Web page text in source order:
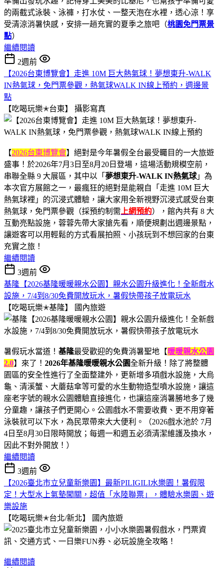
的兩截式泳裝、泳褲，打水仗、一整天泡在水裡，透心涼！享
受清涼消暑快感，安排一趟充實的夏季之旅吧（桃園免門票景
點）
繼續閱讀
2週前
【2026台東博覽會】走進 10M 巨大熱氣球！夢想東升-WALK
IN熱氣球，免門票參觀，熱氣球WALK IN線上預約，週邊景
點
【吃喝玩樂✭台東】 攝影寫真
【2026台東博覽會】絕對是今年暑假全台最受矚目的一大旅遊
盛事！於2026年7月3日至8月20日登場，這場活動規模空前，
串聯全縣 9 大展區，其中以「 夢想東升-WALK IN熱氣球 」為
本次官方展館之一，最瘋狂的絕對是能親自「走進 10M 巨大
熱氣球裡」的沉浸式體驗，讓大家用全新視野沉浸式感受台東
熱氣球，免門票參觀（採預約制需 上網預約），館內共有 8 大
互動亮點設施，蓉蓉先帶大家搶先看，順便規劃出週邊景點，
讓遊客可以用輕鬆的方式看展拍照、小孩玩到不想回家的台東
充實之旅！
繼續閱讀
3週前
基隆【2026基隆暖暖親水公園】親水公園升級進化！全新戲水
設施，7/4到8/30免費開放玩水，暑假快帶孩子放電玩水
【吃喝玩樂✭基隆】
國內旅遊
暑假玩水當道！ 基隆最受歡迎的免費消暑聖地【 暖暖親水公園
2.0】來了！ 2026年基隆暖暖親水公園全新升級！除了將整體
園區的安全性進行了全面整建外，更新增多項戲水設施，大烏
龜、清溪蟹、大蘑菇傘等可愛的水生動物造型噴水設施，讓這
座老字號的親水公園體驗直接進化，也讓這座消暑勝地多了幾
分童趣，讓孩子們更開心。公園戲水不需要收費、更不用穿著
泳裝就可以下水，為民眾帶來大大便利。（2026戲水池於 7月
4日至8月30日限時開放；每週一和週五必須清潔維護及換水，
因此不對外開放！）
繼續閱讀
3週前
【2026臺北市立兒童新樂園】最新PILIGILI水樂園！暑假限
定！大型水上氣墊闖關，超值「水陸聯票」，體驗水樂園、遊
樂設施
【吃喝玩樂✭台北/新北】
國內旅遊
繼續閱讀